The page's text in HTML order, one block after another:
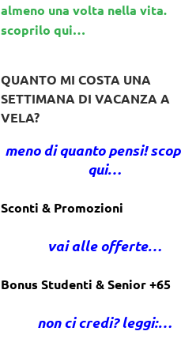
almeno una volta nella vita.
scoprilo qui…
QUANTO MI COSTA UNA
SETTIMANA DI VACANZA A
VELA?
meno di quanto pensi!
qui…
Sconti & Promozioni
vai alle offerte…
Bonus Studenti & Senior +65
non ci credi? leggi:…